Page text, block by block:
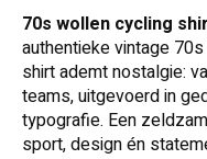
70s wollen cycling
authentieke vintage
shirt ademt nostalgie:
teams, uitgevoerd in
typografie. Een
sport, design én